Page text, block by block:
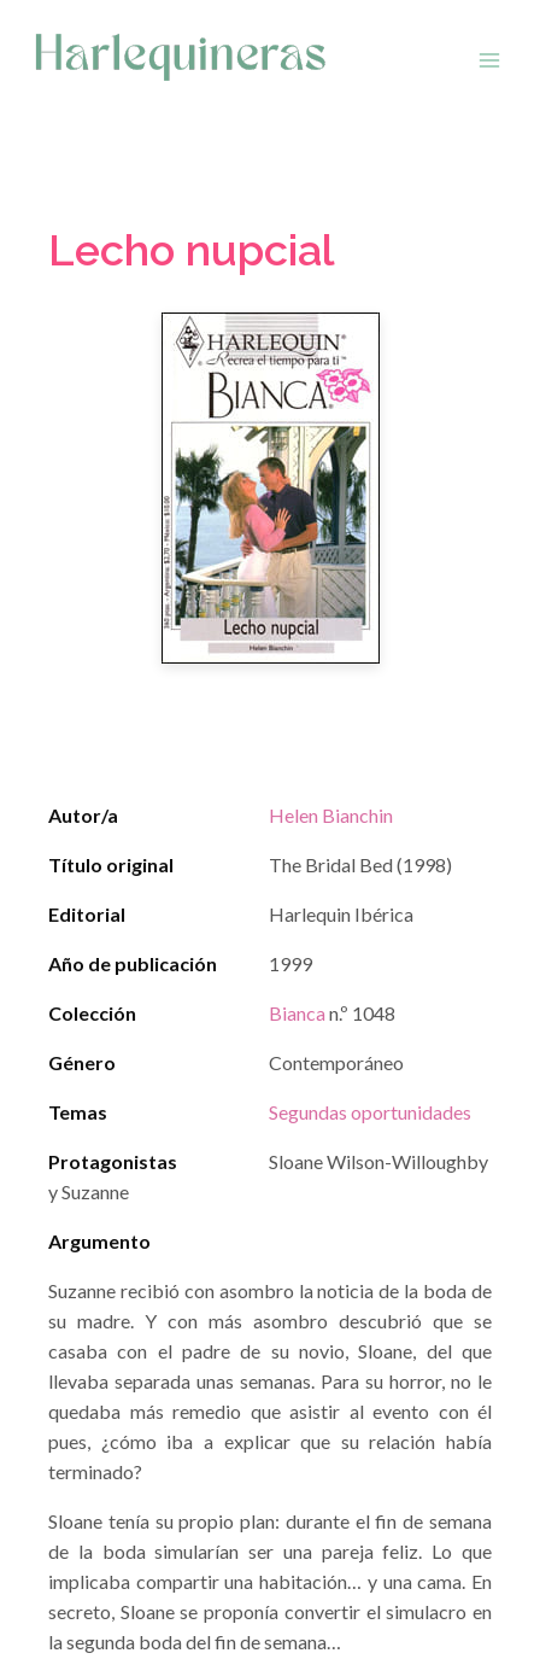
contenido
Lecho nupcial
Autor/a Helen Bianchin
Título original The Bridal Bed (1998)
Editorial Harlequin Ibérica
Año de publicación 1999
Colección Bianca n.º 1048
Género Contemporáneo
Temas Segundas oportunidades
Protagonistas
Sloane Wilson-Willoughby
y Suzanne
Argumento
Suzanne recibió con asombro la noticia de la boda de
su madre. Y con más asombro descubrió que se
casaba con el padre de su novio, Sloane, del que
llevaba separada unas semanas. Para su horror, no le
quedaba más remedio que asistir al evento con él
pues, ¿cómo iba a explicar que su relación había
terminado?
Sloane tenía su propio plan: durante el fin de semana
de la boda simularían ser una pareja feliz. Lo que
implicaba compartir una habitación… y una cama. En
secreto, Sloane se proponía convertir el simulacro en
la segunda boda del fin de semana…